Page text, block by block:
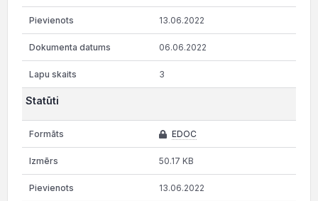
13.06.2022
06.06.2022
3
Statūti
EDOC
50.17 KB
13.06.2022